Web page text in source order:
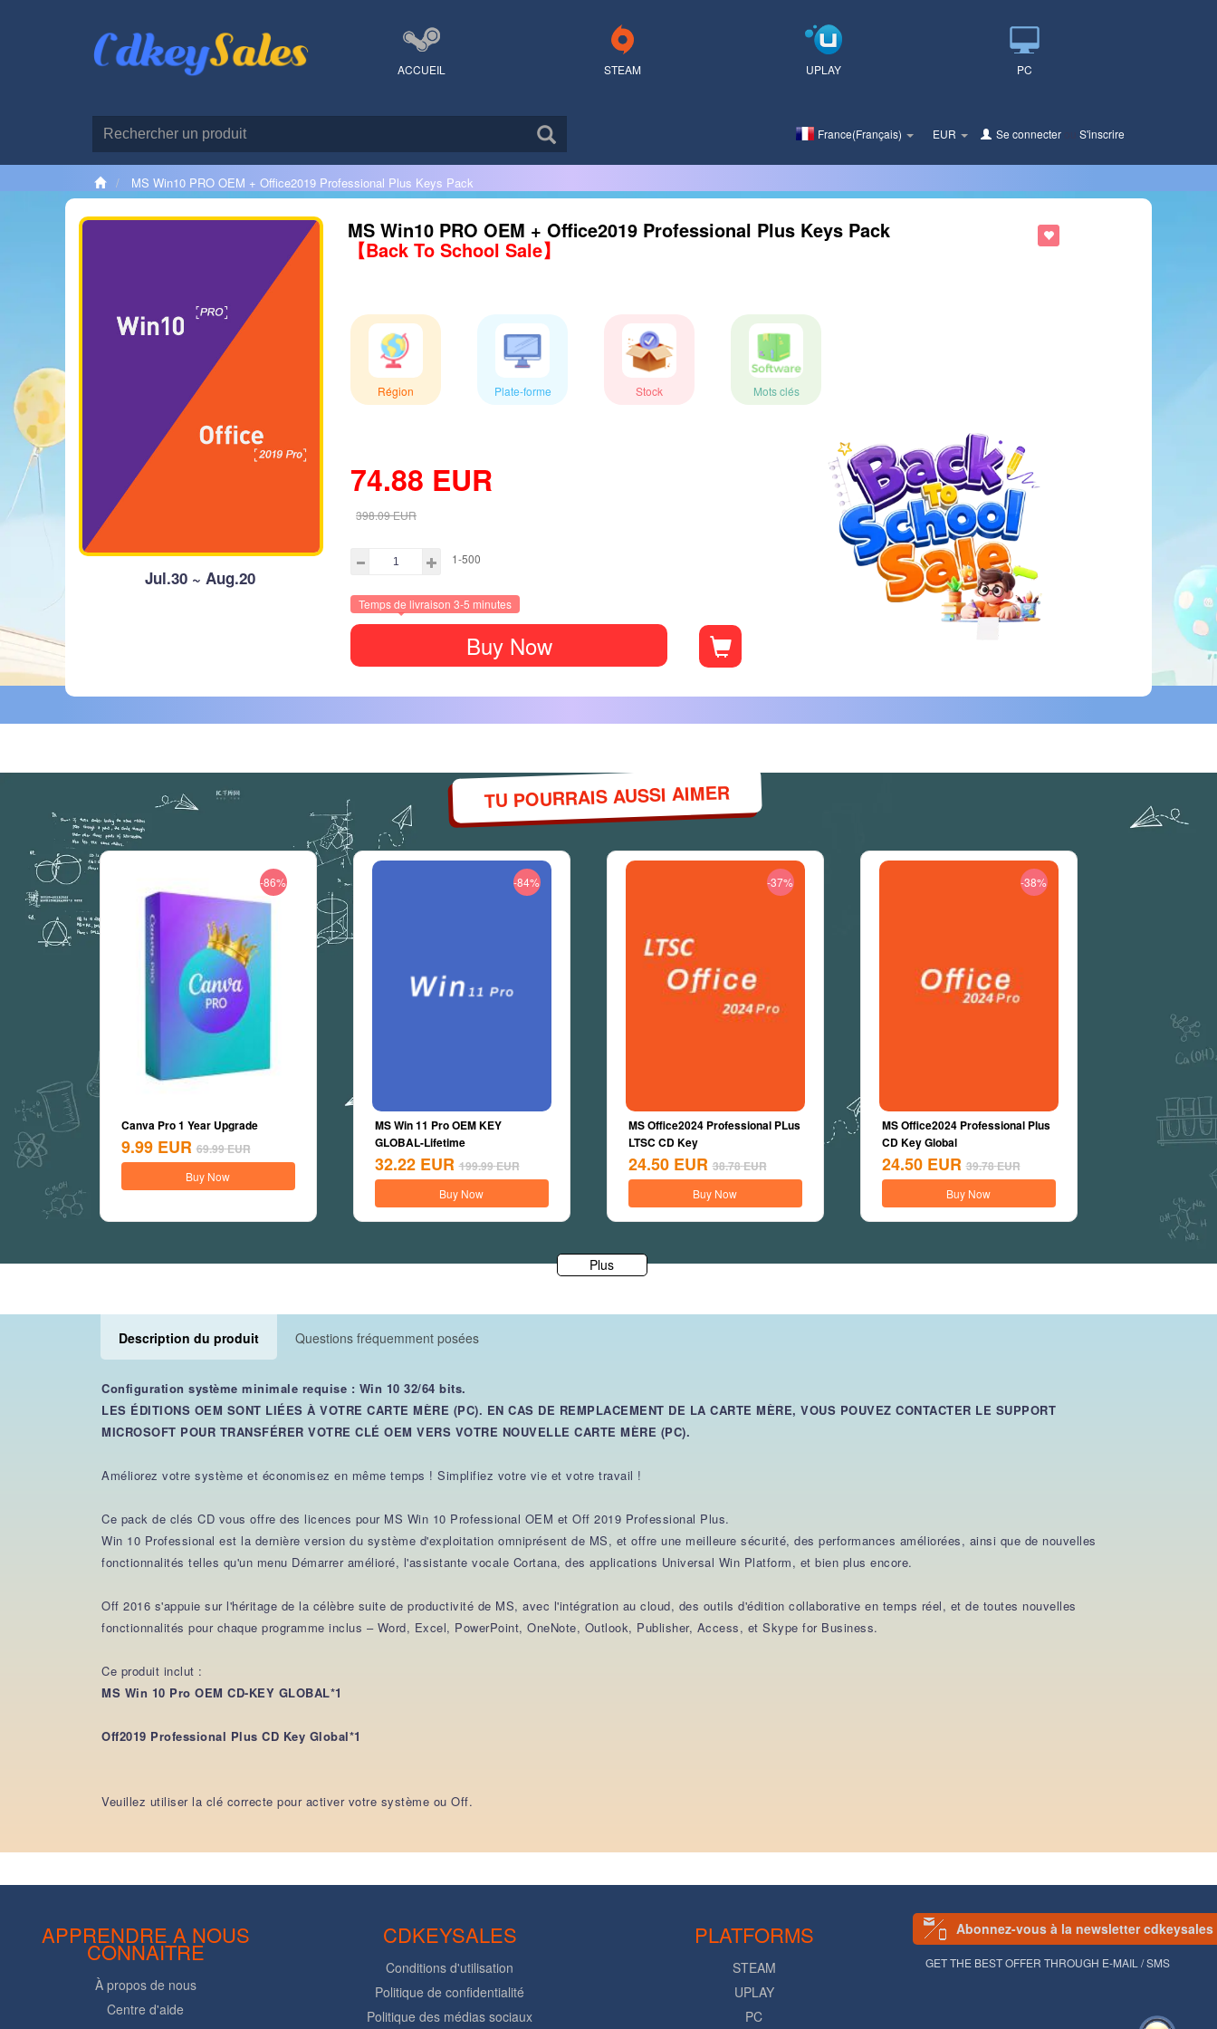
ACCUEIL STEAM UPLAY PC
France(Français) EUR Se connecter S'inscrire
MS Win10 PRO OEM + Office2019 Professional Plus Keys Pack
Jul.30 ~ Aug.20
MS Win10 PRO OEM + Office2019 Professional Plus Keys Pack
【Back To School Sale】
Région Plate-forme Stock Mots clés
74.88 EUR
398.09EUR
1-500
Temps de livraison 3-5 minutes
Buy Now
TU POURRAIS AUSSI AIMER
-86%
Canva Pro 1 Year Upgrade
9.99 EUR 69.99EUR
Buy Now
-84%
MS Win 11 Pro OEM KEY
GLOBAL-Lifetime
32.22 EUR 199.99EUR
Buy Now
-37%
MS Office2024 Professional PLus
LTSC CD Key
24.50 EUR 38.78EUR
Buy Now
-38%
MS Office2024 Professional Plus
CD Key Global
24.50 EUR 39.78EUR
Buy Now
Plus
Description du produit Questions fréquemment posées
Configuration système minimale requise : Win 10 32/64 bits.
LES ÉDITIONS OEM SONT LIÉES À VOTRE CARTE MÈRE (PC). EN CAS DE REMPLACEMENT DE LA CARTE MÈRE, VOUS POUVEZ CONTACTER LE SUPPORT
MICROSOFT POUR TRANSFÉRER VOTRE CLÉ OEM VERS VOTRE NOUVELLE CARTE MÈRE (PC).
Améliorez votre système et économisez en même temps ! Simplifiez votre vie et votre travail !
Ce pack de clés CD vous offre des licences pour MS Win 10 Professional OEM et Off 2019 Professional Plus.
Win 10 Professional est la dernière version du système d'exploitation omniprésent de MS, et offre une meilleure sécurité, des performances améliorées, ainsi que de nouvelles
fonctionnalités telles qu'un menu Démarrer amélioré, l'assistante vocale Cortana, des applications Universal Win Platform, et bien plus encore.
Off 2016 s'appuie sur l'héritage de la célèbre suite de productivité de MS, avec l'intégration au cloud, des outils d'édition collaborative en temps réel, et de toutes nouvelles
fonctionnalités pour chaque programme inclus – Word, Excel, PowerPoint, OneNote, Outlook, Publisher, Access, et Skype for Business.
Ce produit inclut :
MS Win 10 Pro OEM CD-KEY GLOBAL*1
Off2019 Professional Plus CD Key Global*1
Veuillez utiliser la clé correcte pour activer votre système ou Off.
APPRENDRE A NOUS
CONNAITRE
À propos de nous
Centre d'aide
CDKEYSALES
Conditions d'utilisation
Politique de confidentialité
Politique des médias sociaux
PLATFORMS
STEAM
UPLAY
PC
Abonnez-vous à la newsletter cdkeysales
GET THE BEST OFFER THROUGH E-MAIL / SMS